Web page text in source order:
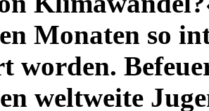
Monaten so
worden.
weltweite